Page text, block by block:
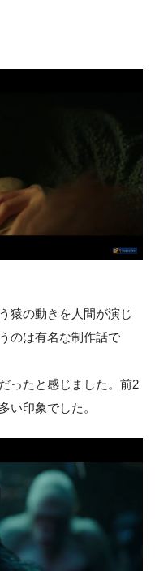
猿の動きを人間が演じ
のは有名な制作話で
ったと感じました。前2
い印象でした。